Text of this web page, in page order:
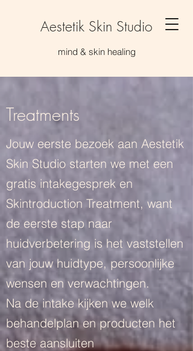
Aestetik Skin Studio
mind & skin healing
Treatments
Jouw eerste bezoek aan Aestetik
Skin Studio starten we met een
gratis intakegesprek en
Skintroduction Treatment, want
de eerste stap naar
huidverbetering is het vaststellen
van jouw huidtype, persoonlijke
wensen en verwachtingen.
Na de intake kijken we welk
behandelplan en producten het
beste aansluiten